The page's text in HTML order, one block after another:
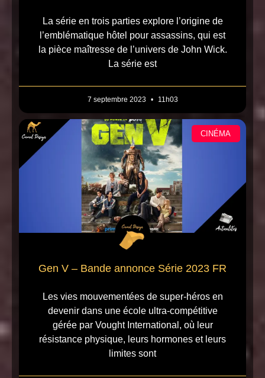
La série en trois parties explore l’origine de
l’emblématique hôtel pour assassins, qui est
la pièce maîtresse de l’univers de John Wick.
La série est
7 septembre 2023 11h03
CINÉMA
Gen V – Bande annonce Série 2023 FR
Les vies mouvementées de super-héros en
devenir dans une école ultra-compétitive
gérée par Vought International, où leur
résistance physique, leurs hormones et leurs
limites sont